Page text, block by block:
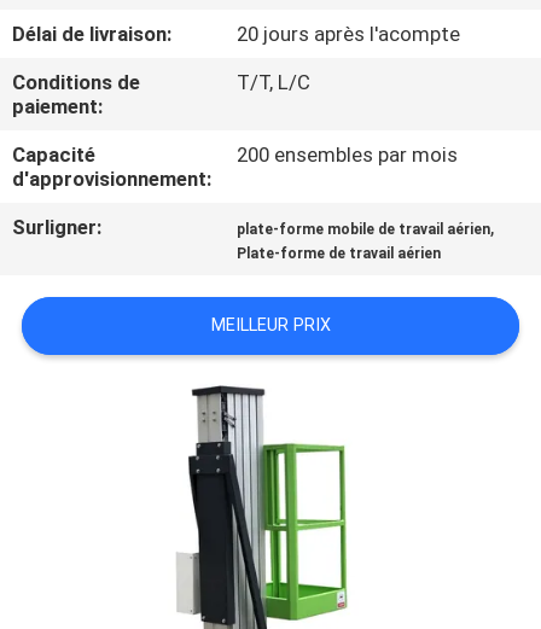
CONTRÔLE
DE
LA
QUALITÉ
NOUS
CONTACTER
Délai de livraison:
20 jours après l'acompte
Conditions de
paiement:
T/T, L/C
Capacité
d'approvisionnement:
200 ensembles par mois
Surligner: plate-forme mobile de travail aérien,
Plate-forme de travail aérien
MEILLEUR PRIX